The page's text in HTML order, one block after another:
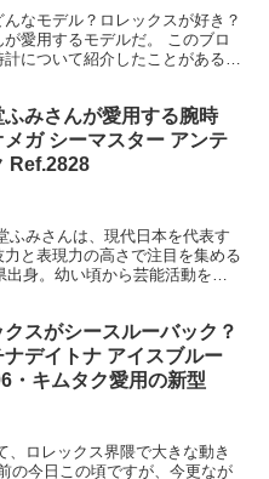
なモデル？ロレックスが好き？
愛用するモデルだ。 このブロ
について紹介したことがある
ふみさんが愛用する腕時
メガ シーマスター アンテ
Ref.2828
ふみさんは、現代日本を代表す
と表現力の高さで注目を集める
身。幼い頃から芸能活動を開
クスがシースルーバック？
ナデイトナ アイスブルー
・キムタク愛用の新型
、ロレックス界隈で大きな動き
の今日この頃ですが、今更なが